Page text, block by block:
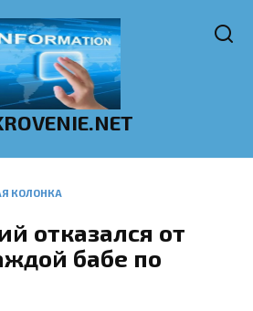
КОЛОНКА
отказался от
бабе по